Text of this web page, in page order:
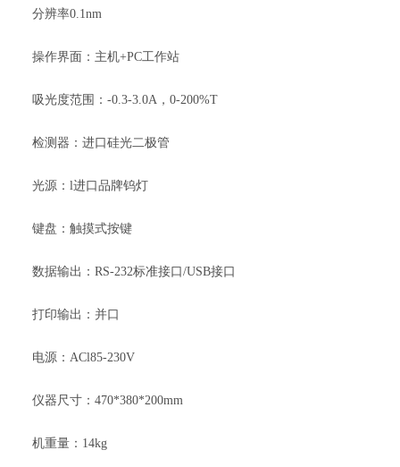
分辨率0.1nm
操作界面：主机+PC工作站
吸光度范围：-0.3-3.0A，0-200%T
检测器：进口硅光二极管
光源：l进口品牌钨灯
键盘：触摸式按键
数据输出：RS-232标准接口/USB接口
打印输出：并口
电源：ACl85-230V
仪器尺寸：470*380*200mm
机重量：14kg